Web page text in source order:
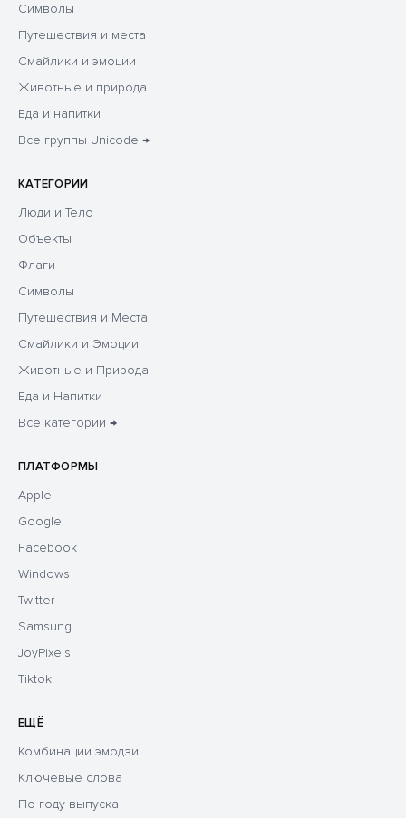
Символы
Путешествия и места
Смайлики и эмоции
Животные и природа
Еда и напитки
Все группы Unicode →
КАТЕГОРИИ
Люди и Тело
Объекты
Флаги
Символы
Путешествия и Места
Смайлики и Эмоции
Животные и Природа
Еда и Напитки
Все категории →
ПЛАТФОРМЫ
Apple
Google
Facebook
Windows
Twitter
Samsung
JoyPixels
Tiktok
ЕЩЁ
Комбинации эмодзи
Ключевые слова
По году выпуска